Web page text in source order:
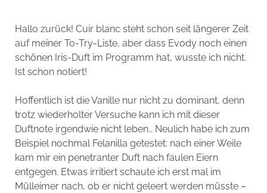
Hallo zurück! Cuir blanc steht schon seit längerer Zeit
auf meiner To-Try-Liste, aber dass Evody noch einen
schönen Iris-Duft im Programm hat, wusste ich nicht.
Ist schon notiert!
Hoffentlich ist die Vanille nur nicht zu dominant, denn
trotz wiederholter Versuche kann ich mit dieser
Duftnote irgendwie nicht leben… Neulich habe ich zum
Beispiel nochmal Felanilla getestet: nach einer Weile
kam mir ein penetranter Duft nach faulen Eiern
entgegen. Etwas irritiert schaute ich erst mal im
Mülleimer nach, ob er nicht geleert werden müsste –